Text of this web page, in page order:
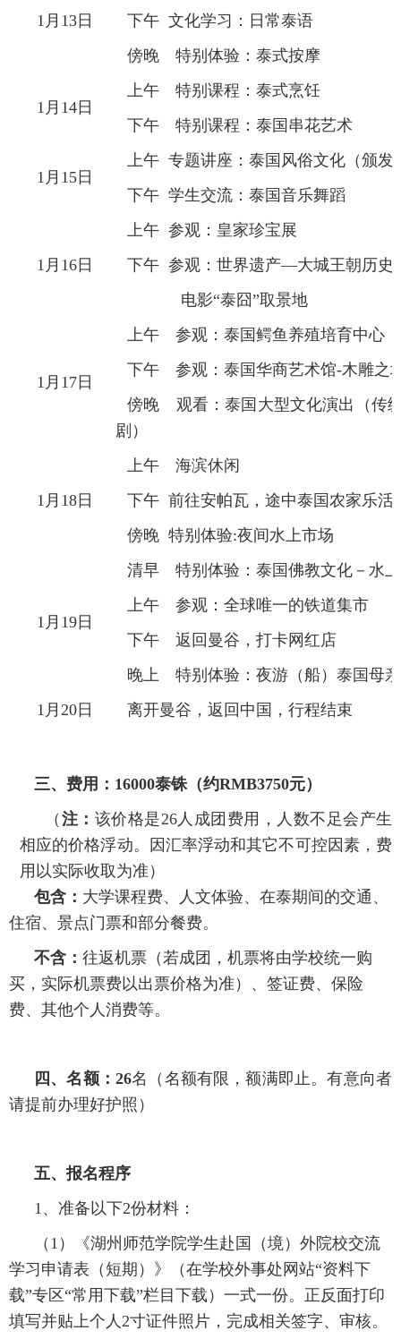
1月13日
下午 文化学习：日常泰语
傍晚 特别体验：泰式按摩
1月14日
上午 特别课程：泰式烹饪
下午 特别课程：泰国串花艺术
1月15日
上午 专题讲座：泰国风俗文化（颁发
下午 学生交流：泰国音乐舞蹈
1月16日
上午 参观：皇家珍宝展
下午 参观：世界遗产—大城王朝历史
电影“泰囧”取景地
1月17日
上午 参观：泰国鳄鱼养殖培育中心
下午 参观：泰国华商艺术馆-木雕之
傍晚 观看：泰国大型文化演出（传
剧）
1月18日
上午 海滨休闲
下午 前往安帕瓦，途中泰国农家乐活
傍晚 特别体验:夜间水上市场
1月19日
清早 特别体验：泰国佛教文化－水
上午 参观：全球唯一的铁道集市
下午 返回曼谷，打卡网红店
晚上 特别体验：夜游（船）泰国母
1月20日
离开曼谷，返回中国，行程结束
三、费用： 16000泰铢（约RMB3750元）
（ 注： 该价格是26人成团费用，人数不足会产生
相应的价格浮动。因汇率浮动和其它不可控因素，费
用以实际收取为准）
包含： 大学课程费、人文体验、在泰期间的交通、
住宿、景点门票和部分餐费。
不含： 往返机票（若成团，机票将由学校统一购
买，实际机票费以出票价格为准）、签证费、保险
费、其他个人消费等。
四、名额：26名（名额有限，额满即止。有意向者
请提前办理好护照）
五、报名程序
1、准备以下2份材料：
（1）《湖州师范学院学生赴国（境）外院校交流
学习申请表（短期）》（在学校外事处网站“资料下
载”专区“常用下载”栏目下载）一式一份。正反面打印
填写并贴上个人2寸证件照片，完成相关签字、审核。